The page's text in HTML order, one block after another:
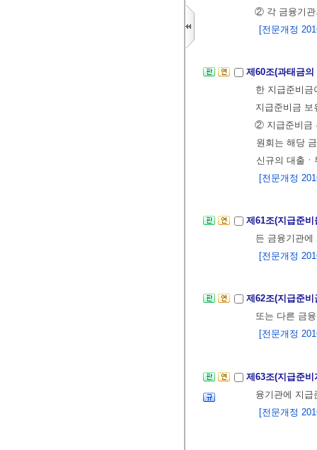
② 각 금융기관
[전문개정
제60조(과태금
한 지급준비
지급준비금
② 지급준비금
원회는 해당
신규의 대출
[전문개정
제61조(지급준
든 금융기관에
[전문개정
제62조(지급준
또는 다른 금
[전문개정
제63조(지급준
융기관에 지
[전문개정